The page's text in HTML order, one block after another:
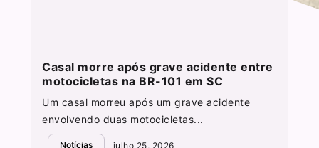
Casal morre após grave acidente entre
motocicletas na BR-101 em SC
Um casal morreu após um grave acidente
envolvendo duas motocicletas...
Notícias julho 25, 2026